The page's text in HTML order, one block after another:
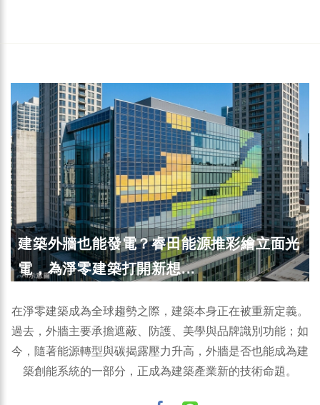
建築外牆也能發電？睿田能源推彩繪立面光
電，為淨零建築打開新想...
在淨零建築成為全球趨勢之際，建築本身正在被重新定義。
過去，外牆主要承擔遮蔽、防護、美學與品牌識別功能；如
今，隨著能源轉型與碳揭露壓力升高，外牆是否也能成為建
築創能系統的一部分，正成為建築產業新的技術命題。